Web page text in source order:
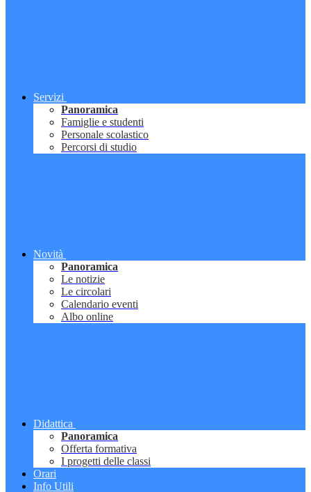
Servizi
Panoramica
Famiglie e studenti
Personale scolastico
Percorsi di studio
Novità
Panoramica
Le notizie
Le circolari
Calendario eventi
Albo online
Didattica
Panoramica
Offerta formativa
I progetti delle classi
Orari
Info Utili